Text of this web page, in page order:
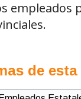
empleados
de